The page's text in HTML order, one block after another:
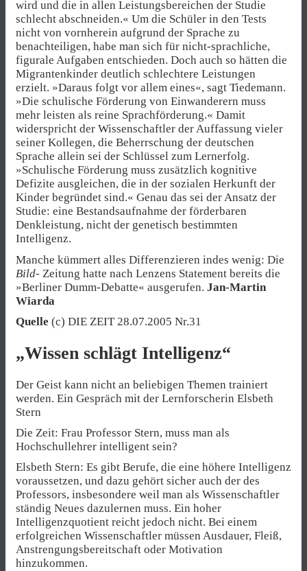
wird und die in allen Leistungsbereichen der Studie
schlecht abschneiden.« Um die Schüler in den Tests
nicht von vornherein aufgrund der Sprache zu
benachteiligen, habe man sich für nicht-sprachliche,
figurale Aufgaben entschieden. Doch auch so hätten die
Migrantenkinder deutlich schlechtere Leistungen
erzielt. »Daraus folgt vor allem eines«, sagt Tiedemann.
»Die schulische Förderung von Einwanderern muss
mehr leisten als reine Sprachförderung.« Damit
widerspricht der Wissenschaftler der Auffassung vieler
seiner Kollegen, die Beherrschung der deutschen
Sprache allein sei der Schlüssel zum Lernerfolg.
»Schulische Förderung muss zusätzlich kognitive
Defizite ausgleichen, die in der sozialen Herkunft der
Kinder begründet sind.« Genau das sei der Ansatz der
Studie: eine Bestandsaufnahme der förderbaren
Denkleistung, nicht der genetisch bestimmten
Intelligenz.
Manche kümmert alles Differenzieren indes wenig: Die
Bild- Zeitung hatte nach Lenzens Statement bereits die
»Berliner Dumm-Debatte« ausgerufen. Jan-Martin
Wiarda
Quelle (c) DIE ZEIT 28.07.2005 Nr.31
„Wissen schlägt Intelligenz“
Der Geist kann nicht an beliebigen Themen trainiert
werden. Ein Gespräch mit der Lernforscherin Elsbeth
Stern
Die Zeit: Frau Professor Stern, muss man als
Hochschullehrer intelligent sein?
Elsbeth Stern: Es gibt Berufe, die eine höhere Intelligenz
voraussetzen, und dazu gehört sicher auch der des
Professors, insbesondere weil man als Wissenschaftler
ständig Neues dazulernen muss. Ein hoher
Intelligenzquotient reicht jedoch nicht. Bei einem
erfolgreichen Wissenschaftler müssen Ausdauer, Fleiß,
Anstrengungsbereitschaft oder Motivation
hinzukommen.